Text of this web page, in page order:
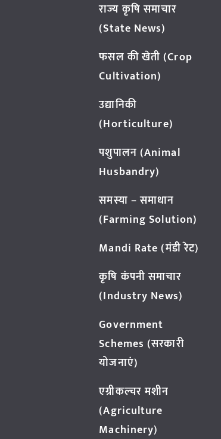
राज्य कृषि समाचार
(State News)
फसल की खेती (Crop
Cultivation)
उद्यानिकी
(Horticulture)
पशुपालन (Animal
Husbandry)
समस्या – समाधान
(Farming Solution)
Mandi Rate (मंडी रेट)
कृषि कंपनी समाचार
(Industry News)
Government
Schemes (सरकारी
योजनाएं)
एग्रीकल्चर मशीन
(Agriculture
Machinery)